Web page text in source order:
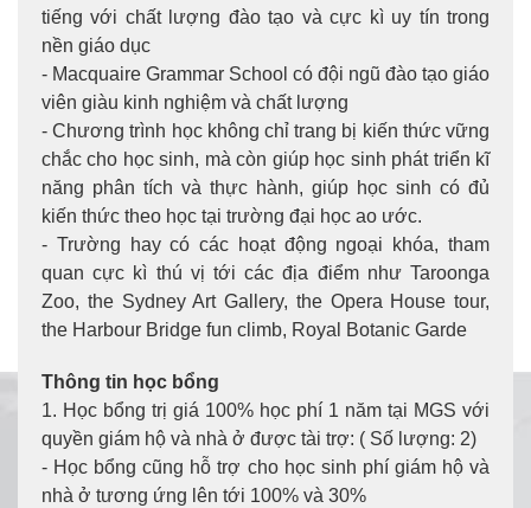
tiếng với chất lượng đào tạo và cực kì uy tín trong
nền giáo dục
- Macquaire Grammar School có đội ngũ đào tạo giáo
viên giàu kinh nghiệm và chất lượng
- Chương trình học không chỉ trang bị kiến thức vững
chắc cho học sinh, mà còn giúp học sinh phát triển kĩ
năng phân tích và thực hành, giúp học sinh có đủ
kiến thức theo học tại trường đại học ao ước.
- Trường hay có các hoạt động ngoại khóa, tham
quan cực kì thú vị tới các địa điểm như Taroonga
Zoo, the Sydney Art Gallery, the Opera House tour,
the Harbour Bridge fun climb, Royal Botanic Garde
Thông tin học bổng
1. Học bổng trị giá 100% học phí 1 năm tại MGS với
quyền giám hộ và nhà ở được tài trợ: ( Số lượng: 2)
- Học bổng cũng hỗ trợ cho học sinh phí giám hộ và
nhà ở tương ứng lên tới 100% và 30%